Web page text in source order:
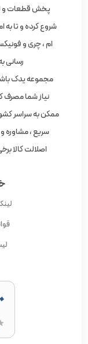
پخش قطعات و
شروع کرده و تا به
ام ، چری و
رسانی
مجموعه یدک
نیاز شما مصرف
ممکن به سراسر
سریع ، مشاوره
اصلالت کالا